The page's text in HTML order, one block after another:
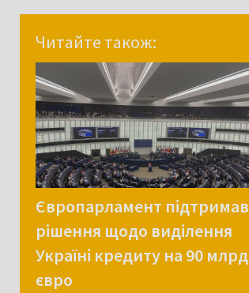
Читайте також:
Європарламент підтримав
рішення щодо виділення
Україні кредиту на 90 млрд
євро